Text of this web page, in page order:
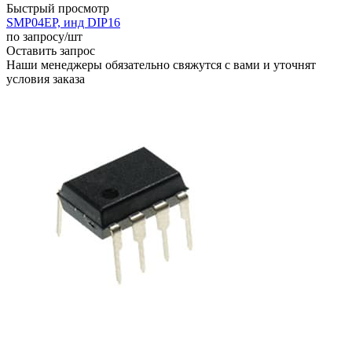
Быстрый просмотр
SMP04EP, инд DIP16
по запросу/шт
Оставить запрос
Наши менеджеры обязательно свяжутся с вами и уточнят
условия заказа